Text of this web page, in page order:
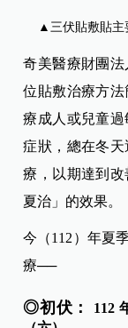
▲三伏貼敷貼主
奇美醫療財團
位貼敷治療方
療成人或兒童
症狀，總在冬
療，以期達到
夏治」的效果。
今（112）年夏
療──
◎初伏：
112